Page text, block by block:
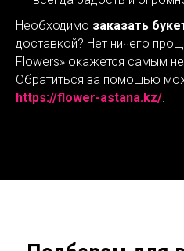
Необходимо заказать
доставкой? Нет ничего
Flowers» окажется самым
Обратиться за помощью
https://flower-astana.kz/.